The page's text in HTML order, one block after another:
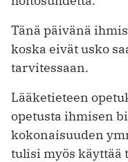
Tänä päivänä
koska eivät usko
tarvitessaan.
Lääketieteen
opetusta ihmisen
kokonaisuuden
tulisi myös käyttää